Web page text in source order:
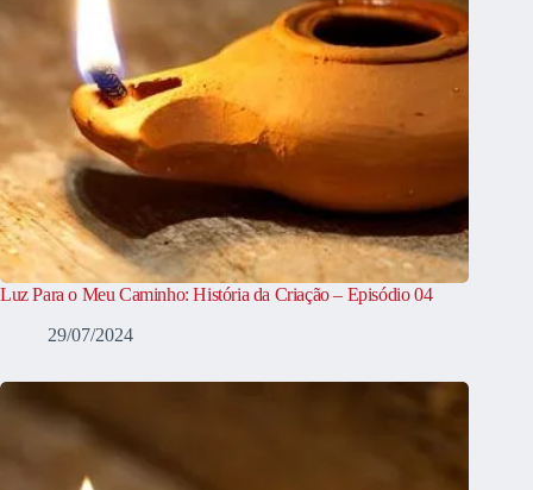
Luz Para o Meu Caminho: História da Criação – Episódio 04
29/07/2024